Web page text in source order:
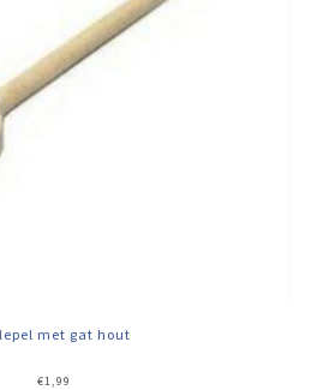
met gat hout
€1,99